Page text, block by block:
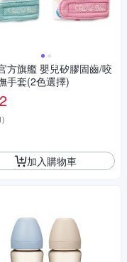
方旗艦 嬰兒矽膠固齒/咬
手套(2色選擇)
)
加入購物車